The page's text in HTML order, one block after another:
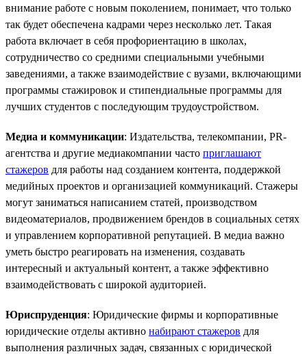
внимание работе с новым поколением, понимает, что только
так будет обеспечена кадрами через несколько лет. Такая
работа включает в себя профориентацию в школах,
сотрудничество со средними специальными учебными
заведениями, а также взаимодействие с вузами, включающими
программы стажировок и стипендиальные программы для
лучших студентов с последующим трудоустройством.
Медиа и коммуникации: Издательства, телекомпании, PR-
агентства и другие медиакомпании часто приглашают
стажеров для работы над созданием контента, поддержкой
медийных проектов и организацией коммуникаций. Стажеры
могут заниматься написанием статей, производством
видеоматериалов, продвижением брендов в социальных сетях
и управлением корпоративной репутацией. В медиа важно
уметь быстро реагировать на изменения, создавать
интересный и актуальный контент, а также эффективно
взаимодействовать с широкой аудиторией.
Юриспруденция: Юридические фирмы и корпоративные
юридические отделы активно набирают стажеров для
выполнения различных задач, связанных с юридической